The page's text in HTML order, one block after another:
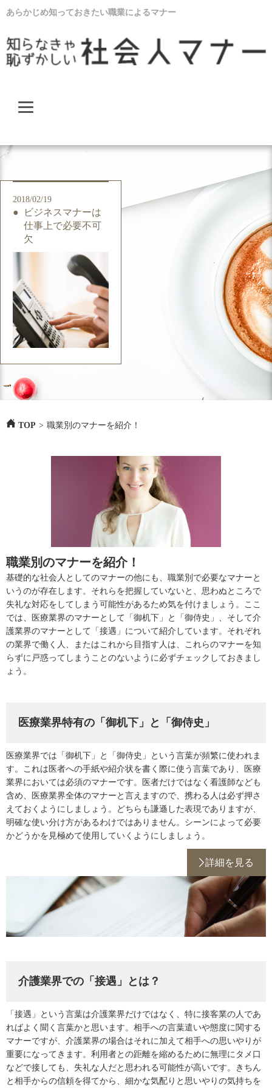
あらかじめ知っておきたい職業によるマナー
2018/02/19
ビジネスマナーは
仕事上で必要不可
欠
TOP > 職業別のマナーを紹介！
職業別のマナーを紹介！
基礎的な社会人としてのマナーの他にも、職業別で必要なマナーと
いうのが存在します。それらを把握していないと、思わぬところで
失礼な対応をしてしまう可能性があるため気を付けましょう。ここ
では、医療業界のマナーとして「御机下」と「御侍史」、そして介
護業界のマナーとして「接遇」について紹介しています。それぞれ
の業界で働く人、またはこれから目指す人は、これらのマナーを知
らずに戸惑ってしまうことのないように必ずチェックしておきまし
ょう。
医療業界特有の「御机下」と「御侍史」
医療業界では「御机下」と「御侍史」という言葉が頻繁に使われま
す。これは医者への手紙や紹介状を書く際に使う言葉であり、医療
業界においては必須のマナーです。医者だけではなく看護師なども
含め、医療業界全体のマナーと言えますので、携わる人は必ず押さ
えておくようにしましょう。どちらも謙遜した表現でありますが、
明確な使い分け方があるわけではありません。シーンによって必要
かどうかを見極めて使用していくようにしましょう。
詳細を見る
介護業界での「接遇」とは？
「接遇」という言葉は介護業界だけではなく、特に接客業の人であ
ればよく聞く言葉かと思います。相手への言葉遣いや態度に関する
マナーですが、介護業界の場合はそれに加えて相手への思いやりが
重要になってきます。利用者との距離を縮めるために無理にタメ口
などで接しても、失礼な人だと思われる可能性が高いです。きちん
と相手からの信頼を得てから、細かな気配りと思いやりの気持ちを